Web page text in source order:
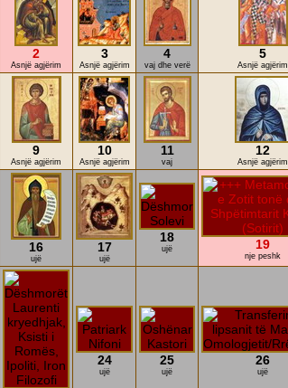
2
Asnjë agjërim
3
Asnjë agjërim
4
vaj dhe verë
5
Asnjë agjërim
9
Asnjë agjërim
10
Asnjë agjërim
11
vaj
12
Asnjë agjërim
16
ujë
17
ujë
18
ujë 19
nje peshk
24
ujë
25
ujë
26
ujë